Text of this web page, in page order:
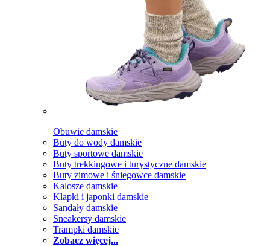
Obuwie damskie
Buty do wody damskie
Buty sportowe damskie
Buty trekkingowe i turystyczne damskie
Buty zimowe i śniegowce damskie
Kalosze damskie
Klapki i japonki damskie
Sandały damskie
Sneakersy damskie
Trampki damskie
Zobacz więcej...